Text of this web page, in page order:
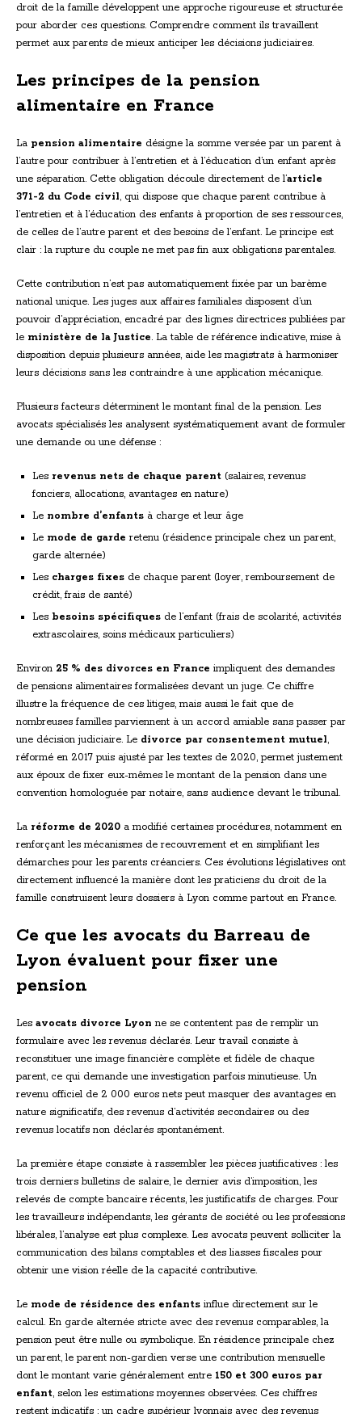
droit de la famille développent une approche rigoureuse et structurée
pour aborder ces questions. Comprendre comment ils travaillent
permet aux parents de mieux anticiper les décisions judiciaires.
Les principes de la pension
alimentaire en France
La pension alimentaire désigne la somme versée par un parent à
l’autre pour contribuer à l’entretien et à l’éducation d’un enfant après
une séparation. Cette obligation découle directement de l’article
371-2 du Code civil, qui dispose que chaque parent contribue à
l’entretien et à l’éducation des enfants à proportion de ses ressources,
de celles de l’autre parent et des besoins de l’enfant. Le principe est
clair : la rupture du couple ne met pas fin aux obligations parentales.
Cette contribution n’est pas automatiquement fixée par un barème
national unique. Les juges aux affaires familiales disposent d’un
pouvoir d’appréciation, encadré par des lignes directrices publiées par
le ministère de la Justice. La table de référence indicative, mise à
disposition depuis plusieurs années, aide les magistrats à harmoniser
leurs décisions sans les contraindre à une application mécanique.
Plusieurs facteurs déterminent le montant final de la pension. Les
avocats spécialisés les analysent systématiquement avant de formuler
une demande ou une défense :
Les revenus nets de chaque parent (salaires, revenus
fonciers, allocations, avantages en nature)
Le nombre d’enfants à charge et leur âge
Le mode de garde retenu (résidence principale chez un parent,
garde alternée)
Les charges fixes de chaque parent (loyer, remboursement de
crédit, frais de santé)
Les besoins spécifiques de l’enfant (frais de scolarité, activités
extrascolaires, soins médicaux particuliers)
Environ 25 % des divorces en France impliquent des demandes
de pensions alimentaires formalisées devant un juge. Ce chiffre
illustre la fréquence de ces litiges, mais aussi le fait que de
nombreuses familles parviennent à un accord amiable sans passer par
une décision judiciaire. Le divorce par consentement mutuel,
réformé en 2017 puis ajusté par les textes de 2020, permet justement
aux époux de fixer eux-mêmes le montant de la pension dans une
convention homologuée par notaire, sans audience devant le tribunal.
La réforme de 2020 a modifié certaines procédures, notamment en
renforçant les mécanismes de recouvrement et en simplifiant les
démarches pour les parents créanciers. Ces évolutions législatives ont
directement influencé la manière dont les praticiens du droit de la
famille construisent leurs dossiers à Lyon comme partout en France.
Ce que les avocats du Barreau de
Lyon évaluent pour fixer une
pension
Les avocats divorce Lyon ne se contentent pas de remplir un
formulaire avec les revenus déclarés. Leur travail consiste à
reconstituer une image financière complète et fidèle de chaque
parent, ce qui demande une investigation parfois minutieuse. Un
revenu officiel de 2 000 euros nets peut masquer des avantages en
nature significatifs, des revenus d’activités secondaires ou des
revenus locatifs non déclarés spontanément.
La première étape consiste à rassembler les pièces justificatives : les
trois derniers bulletins de salaire, le dernier avis d’imposition, les
relevés de compte bancaire récents, les justificatifs de charges. Pour
les travailleurs indépendants, les gérants de société ou les professions
libérales, l’analyse est plus complexe. Les avocats peuvent solliciter la
communication des bilans comptables et des liasses fiscales pour
obtenir une vision réelle de la capacité contributive.
Le mode de résidence des enfants influe directement sur le
calcul. En garde alternée stricte avec des revenus comparables, la
pension peut être nulle ou symbolique. En résidence principale chez
un parent, le parent non-gardien verse une contribution mensuelle
dont le montant varie généralement entre 150 et 300 euros par
enfant, selon les estimations moyennes observées. Ces chiffres
restent indicatifs : un cadre supérieur lyonnais avec des revenus